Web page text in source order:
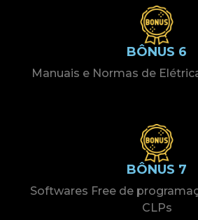
BÔNUS 6
Manuais e Normas de
BÔNUS 7
Softwares Free de
CLPs